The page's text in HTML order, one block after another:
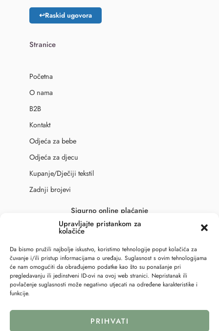
Upravljajte pristankom za
kolačiće
Da bismo pružili najbolje iskustvo, koristimo tehnologije poput kolačića za
čuvanje i/ili pristup informacijama o uređaju. Suglasnost s ovim tehnologijama
će nam omogućiti da obrađujemo podatke kao što su ponašanje pri
pregledavanju ili jedinstveni ID-ovi na ovoj web stranici. Nepristanak ili
povlačenje suglasnosti može negativno utjecati na određene karakteristike i
funkcije.
PRIHVATI
↩Raskid ugovora
Stranice
Početna
O nama
B2B
Kontakt
Odjeća za bebe
Odjeća za djecu
Kupanje/Dječiji tekstil
Zadnji brojevi
Sigurno online plaćanje